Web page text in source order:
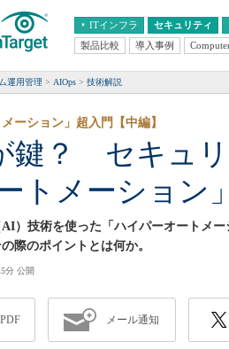
ITインフラ セキュリティ
エンタープライズAI
ERP
CX
情報系システム
経営
製品比較 導入事例
運用管理 AIOps 技術解説
鍵？ セキュ
トメーション
ーション」超入門【中編】
）技術を使った「ハイパーオートメ
際のポイントとは何か。
分 公開
メール通知